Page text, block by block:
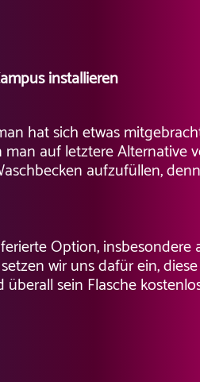
installieren
hat sich etwas
auf letztere Alternative
aufzufüllen, denn
Option, insbesondere
wir uns dafür ein,
sein Flasche